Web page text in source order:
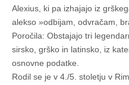
Alexius, ki pa izhajajo iz
alekso »odbijam, odvračam,
Poročila: Obstajajo tri
sirsko, grško in latinsko, iz
osnovne podatke.
Rodil se je v 4./5. stoletju v